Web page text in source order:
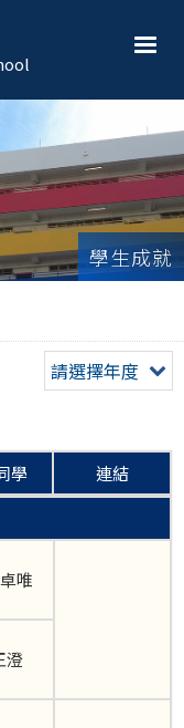
學生成就
請選擇年度
學
連結
唯
澄